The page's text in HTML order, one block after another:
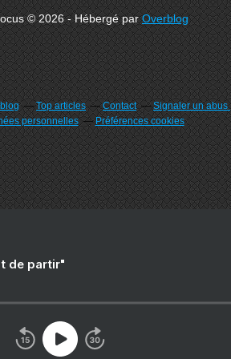
© 2026 - Hébergé parOverblog
Top articles Contact Signaler un abus
personnelles
Préférences cookies
de partir"